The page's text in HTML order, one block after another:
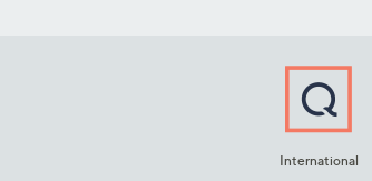
International